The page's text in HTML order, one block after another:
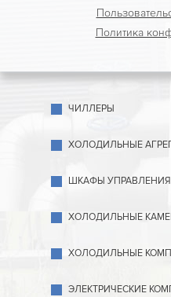
Политика
ЧИЛЛЕРЫ
ХОЛОДИЛЬНЫЕ
ШКАФЫ УПРАВЛЕНИЯ
ХОЛОДИЛЬНЫЕ
ХОЛОДИЛЬНЫЕ
ЭЛЕКТРИЧЕСКИЕ